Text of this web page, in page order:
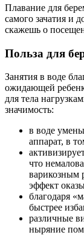
Плавание для
самого зачатия и
скажешь о
Польза для
Занятия в воде
ожидающей
для тела
значимость:
в воде
аппарат, в
что
варикозным
эффект
благодаря
быстрее
различные
ныряние